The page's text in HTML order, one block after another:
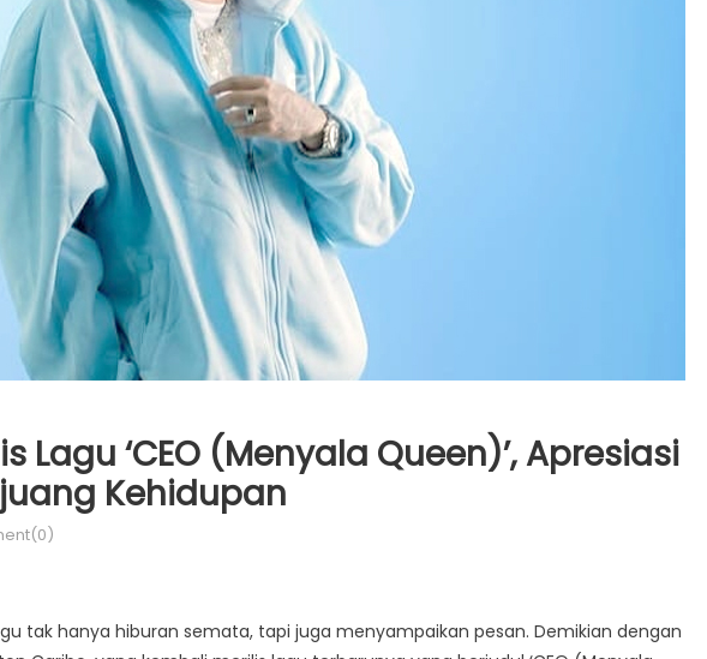
Lagu ‘CEO (Menyala Queen)’, Apresiasi
Kehidupan
tak hanya hiburan semata, tapi juga menyampaikan pesan. Demikian dengan